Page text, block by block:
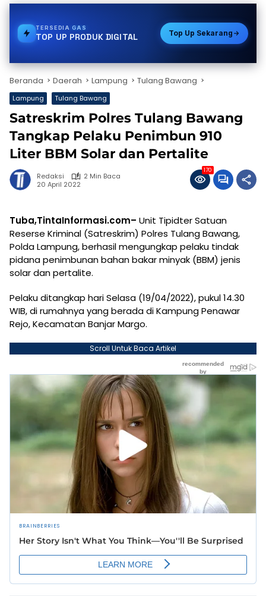
TERSEDIAPDAM
TOP UP PRODUK DIGITAL Top Up Sekarang
Beranda Daerah Lampung Tulang Bawang
Lampung Tulang Bawang
Satreskrim Polres Tulang Bawang
Tangkap Pelaku Penimbun 910
Liter BBM Solar dan Pertalite
Redaksi
2 Min Baca
20 April 2022
170
Tuba,TintaInformasi.com– Unit Tipidter Satuan
Reserse Kriminal (Satreskrim) Polres Tulang Bawang,
Polda Lampung, berhasil mengungkap pelaku tindak
pidana penimbunan bahan bakar minyak (BBM) jenis
solar dan pertalite.
Pelaku ditangkap hari Selasa (19/04/2022), pukul 14.30
WIB, di rumahnya yang berada di Kampung Penawar
Rejo, Kecamatan Banjar Margo.
Scroll Untuk Baca Artikel